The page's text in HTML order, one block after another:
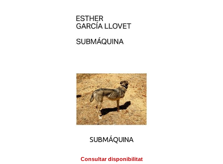
SUBMÁQUINA
Consultar disponibilitat